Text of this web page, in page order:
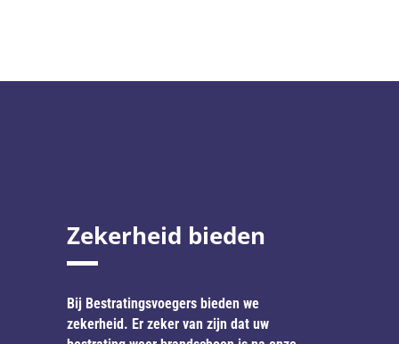
Zekerheid bieden
Bij Bestratingsvoegers bieden we
zekerheid. Er zeker van zijn dat uw